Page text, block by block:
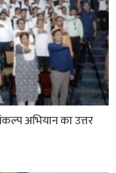
अभियान का उत्तर